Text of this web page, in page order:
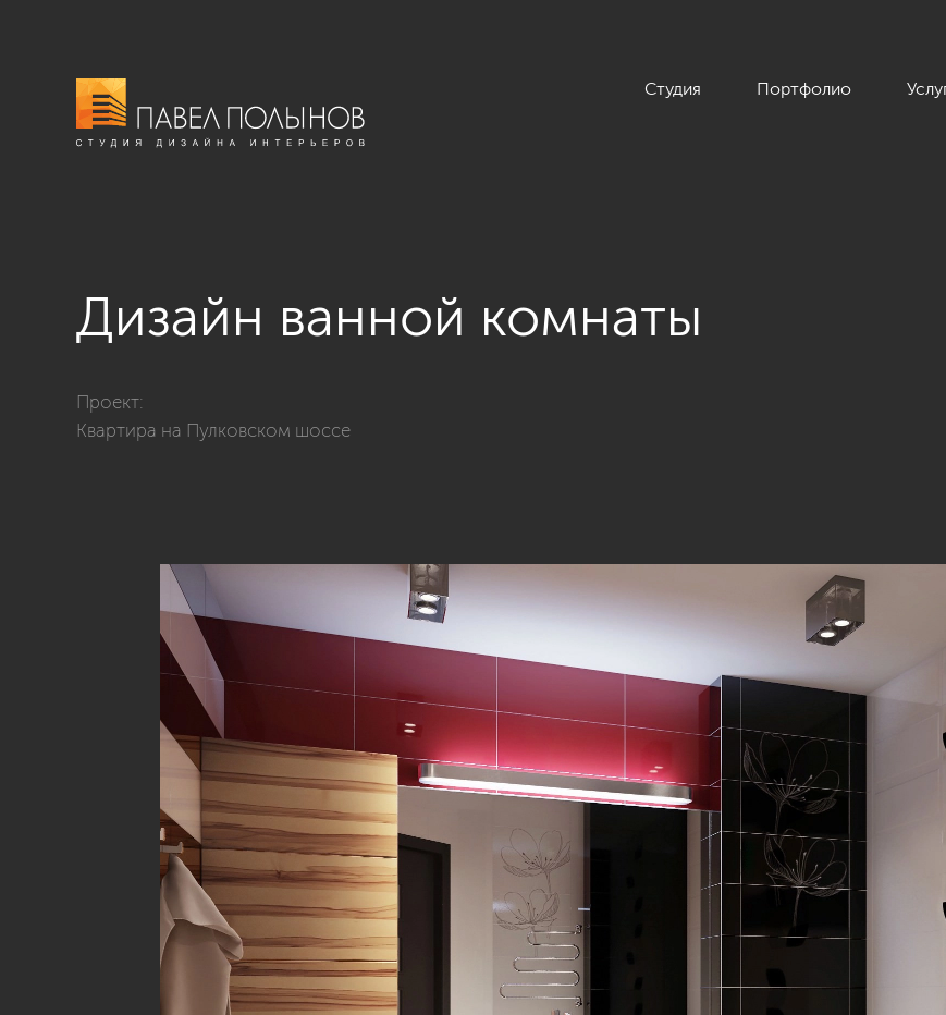
Студия Портфолио
Дизайн ванной комнаты
Проект:
Квартира на Пулковском шоссе